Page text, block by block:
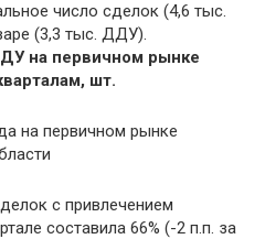
число сделок (4,6 тыс.
(3,3 тыс. ДДУ).
на первичном рынке
шт.
с привлечением
составила 66% (-2 п.п. за